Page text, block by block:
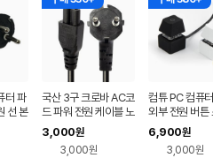
터 파
선 본
국산 3구 크로바 AC코
드 파워 전원 케이블 노
트북 모니터 연결선0.
5m
3,000원
3,000원
컴튜 PC 컴퓨
외부 전원 버튼
LD07 Pro -
D
6,900원
3,000원